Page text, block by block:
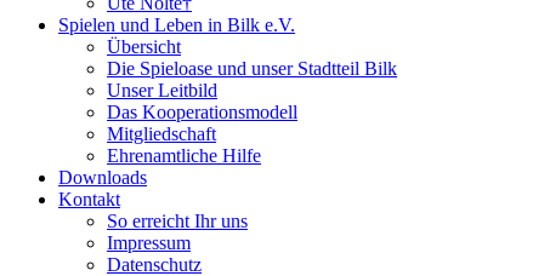
Spielen und Leben in Bilk e.V.
Übersicht
Die Spieloase und unser Stadtteil Bilk
Unser Leitbild
Das Kooperationsmodell
Mitgliedschaft
Ehrenamtliche Hilfe
Downloads
Kontakt
So erreicht Ihr uns
Impressum
Datenschutz